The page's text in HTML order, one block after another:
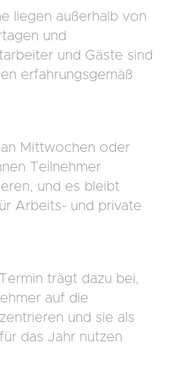
liegen außerhalb von
und
und Gäste sind
erfahrungsgemäß
Mittwochen oder
Teilnehmer
und es bleibt
Arbeits- und private
trägt dazu bei,
auf die
und sie als
das Jahr nutzen